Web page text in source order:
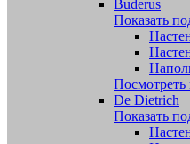
Buderus
Показать
Посмотреть
De Dietrich
Показать